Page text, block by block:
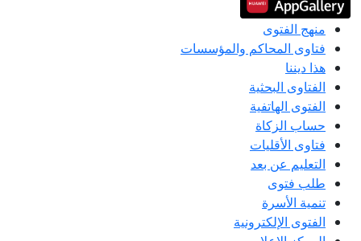
منهج الفتوى
فتاوى المحاكم والمؤسسات
هذا ديننا
الفتاوى البحثية
الفتوى الهاتفية
حساب الزكاة
فتاوى الأقليات
التعليم عن بعد
طلب فتوى
تنمية الأسرة
الفتوى الإلكترونية